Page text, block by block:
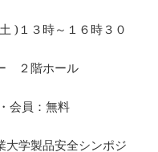
)１３時～１６時３０
２階ホール
会員：無料
大学製品安全シンポジ